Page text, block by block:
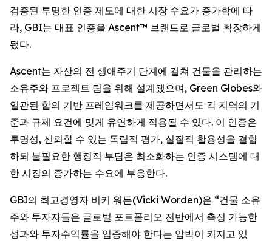
검증된 투명한 인증 제도에 대한 시장 수요가 증가함에 따
라, GBI는 대표 인증을 Ascent™ 브랜드로 글로벌 확장하게
됐다.
Ascent는 자산의 전 생애주기 단계에 걸쳐 건물을 관리하는
소유주와 프로젝트 팀을 위해 설계됐으며, Green Globes와
일관된 합의 기반 프레임워크를 제공하면서도 각 지역의 기
준과 규제 요건에 맞게 유연하게 적용될 수 있다. 이 인증은
투명성, 신뢰할 수 있는 독립적 평가, 실질적 활용성을 결합
하되 불필요한 행정적 부담은 최소화하는 인증 시스템에 대
한 시장의 증가하는 수요에 부응한다.
GBI의 최고경영자 비키 워든(Vicki Worden)은 “건물 소유
주와 투자자들은 글로벌 포트폴리오 전반에서 측정 가능한
성과와 투자수익률을 입증해야 한다는 압박이 커지고 있